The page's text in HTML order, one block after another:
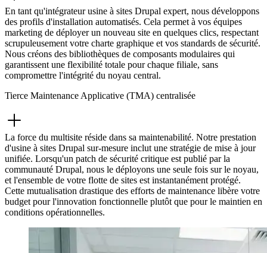
En tant qu'intégrateur usine à sites Drupal expert, nous développons
des profils d'installation automatisés. Cela permet à vos équipes
marketing de déployer un nouveau site en quelques clics, respectant
scrupuleusement votre charte graphique et vos standards de sécurité.
Nous créons des bibliothèques de composants modulaires qui
garantissent une flexibilité totale pour chaque filiale, sans
compromettre l'intégrité du noyau central.
Tierce Maintenance Applicative (TMA) centralisée
La force du multisite réside dans sa maintenabilité. Notre prestation
d'usine à sites Drupal sur-mesure inclut une stratégie de mise à jour
unifiée. Lorsqu'un patch de sécurité critique est publié par la
communauté Drupal, nous le déployons une seule fois sur le noyau,
et l'ensemble de votre flotte de sites est instantanément protégé.
Cette mutualisation drastique des efforts de maintenance libère votre
budget pour l'innovation fonctionnelle plutôt que pour le maintien en
conditions opérationnelles.